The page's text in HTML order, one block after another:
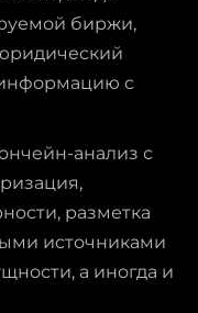
биржи,
информацию с
анализ с
разметка
источниками
а иногда и